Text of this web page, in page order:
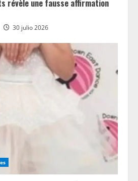
révèle une fausse affirmation
30 julio 2026